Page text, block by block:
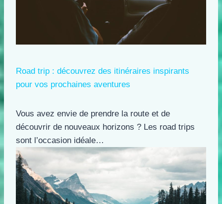
Road trip : découvrez des itinéraires inspirants
pour vos prochaines aventures
Vous avez envie de prendre la route et de
découvrir de nouveaux horizons ? Les road trips
sont l’occasion idéale…